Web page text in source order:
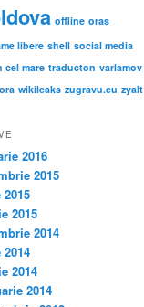
offline oras
libere shell social media
cel mare traducton varlamov
wikileaks zugravu.eu zyalt
2016
2015
2015
2014
2014
2014